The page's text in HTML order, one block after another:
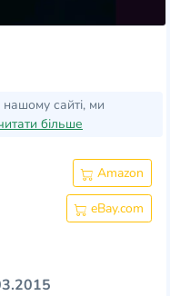
сайті, ми
більше
Amazon
eBay.com